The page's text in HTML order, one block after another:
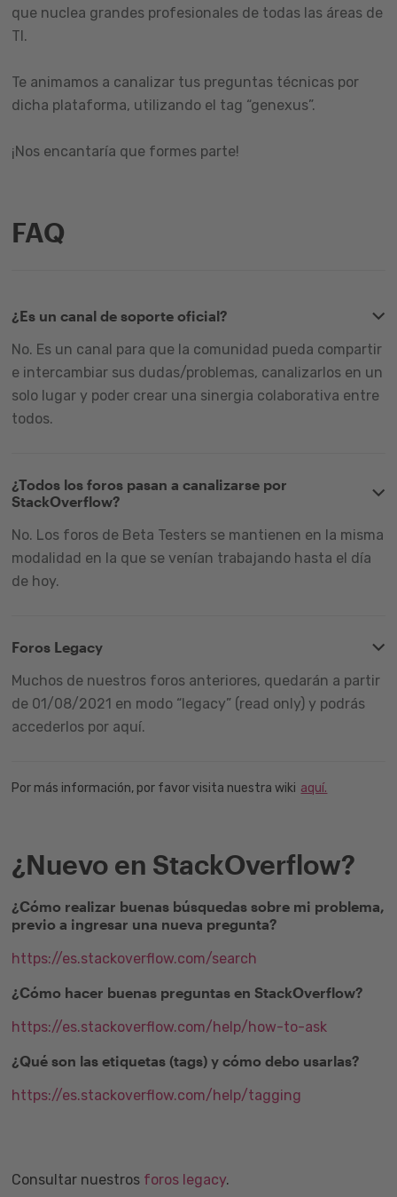
que nuclea grandes profesionales de todas las áreas de
TI.
Te animamos a canalizar tus preguntas técnicas por
dicha plataforma, utilizando el tag “genexus”.
¡Nos encantaría que formes parte!
FAQ
¿Es un canal de soporte oficial?
No. Es un canal para que la comunidad pueda compartir
e intercambiar sus dudas/problemas, canalizarlos en un
solo lugar y poder crear una sinergia colaborativa entre
todos.
¿Todos los foros pasan a canalizarse por
StackOverflow?
No. Los foros de Beta Testers se mantienen en la misma
modalidad en la que se venían trabajando hasta el día
de hoy.
Foros Legacy
Muchos de nuestros foros anteriores, quedarán a partir
de 01/08/2021 en modo “legacy” (read only) y podrás
accederlos por aquí.
Por más información, por favor visita nuestra wiki aquí.
¿Nuevo en StackOverflow?
¿Cómo realizar buenas búsquedas sobre mi problema,
previo a ingresar una nueva pregunta?
https://es.stackoverflow.com/search
¿Cómo hacer buenas preguntas en StackOverflow?
https://es.stackoverflow.com/help/how-to-ask
¿Qué son las etiquetas (tags) y cómo debo usarlas?
https://es.stackoverflow.com/help/tagging
Consultar nuestros foros legacy.